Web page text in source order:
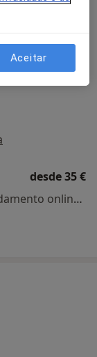
desde 35 €
Esse especialista não oferece agendamento online para esse endereço.
Aceitar